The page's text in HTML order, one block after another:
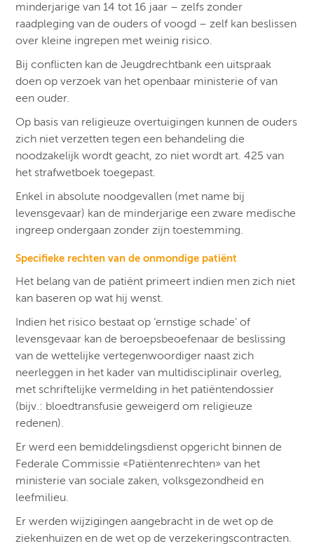
minderjarige van 14 tot 16 jaar – zelfs zonder
raadpleging van de ouders of voogd – zelf kan beslissen
over kleine ingrepen met weinig risico.
Bij conflicten kan de Jeugdrechtbank een uitspraak
doen op verzoek van het openbaar ministerie of van
een ouder.
Op basis van religieuze overtuigingen kunnen de ouders
zich niet verzetten tegen een behandeling die
noodzakelijk wordt geacht, zo niet wordt art. 425 van
het strafwetboek toegepast.
Enkel in absolute noodgevallen (met name bij
levensgevaar) kan de minderjarige een zware medische
ingreep ondergaan zonder zijn toestemming.
Specifieke rechten van de onmondige patiënt
Het belang van de patiënt primeert indien men zich niet
kan baseren op wat hij wenst.
Indien het risico bestaat op ‘ernstige schade’ of
levensgevaar kan de beroepsbeoefenaar de beslissing
van de wettelijke vertegenwoordiger naast zich
neerleggen in het kader van multidisciplinair overleg,
met schriftelijke vermelding in het patiëntendossier
(bijv.: bloedtransfusie geweigerd om religieuze
redenen).
Er werd een bemiddelingsdienst opgericht binnen de
Federale Commissie «Patiëntenrechten» van het
ministerie van sociale zaken, volksgezondheid en
leefmilieu.
Er werden wijzigingen aangebracht in de wet op de
ziekenhuizen en de wet op de verzekeringscontracten.